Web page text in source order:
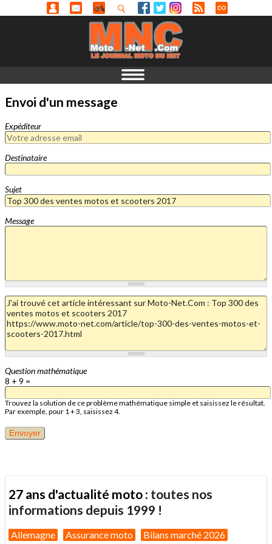
Envoi d'un message
Expéditeur
Destinataire
Sujet
Message
Question mathématique
8 + 9 =
Trouvez la solution de ce problème mathématique simple et saisissez le résultat.
Par exemple, pour 1 + 3, saisissez 4.
27 ans d'actualité moto : toutes nos
informations depuis 1999 !
Allemagne Assurance moto Bilans marché 2026